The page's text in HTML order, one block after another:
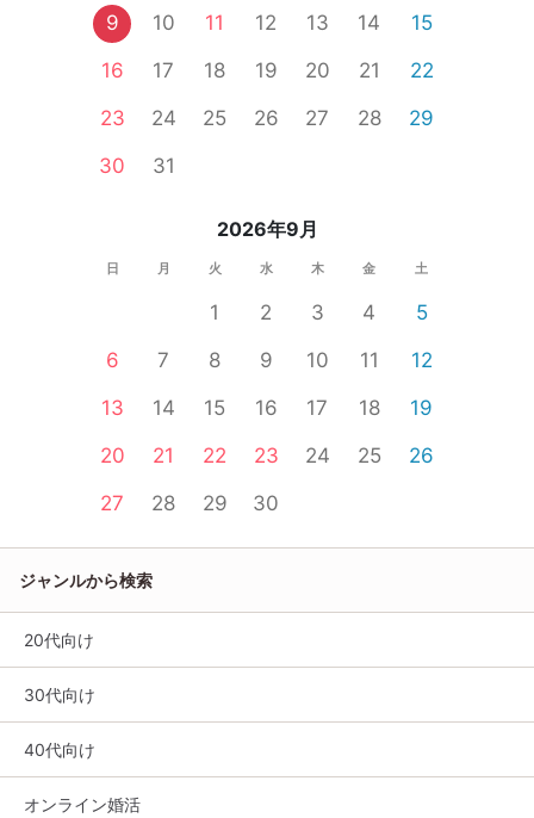
9
10 11 12 13 14
15
16
17 18 19 20 21
22
23
24 25 26 27 28
29
30
31
2026年9月
日 月 火 水 木 金 土
1 2 3 4
5
6
7 8 9 10 11
12
13
14 15 16 17 18
19
20
21 22 23 24 25
26
27
28 29 30
ジャンルから検索
20代向け
30代向け
40代向け
オンライン婚活